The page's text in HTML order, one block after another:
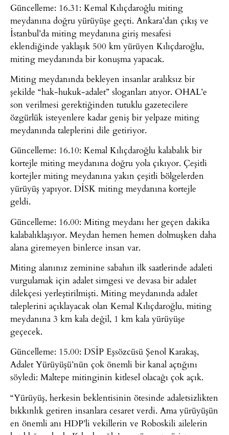
Güncelleme: 16.31: Kemal Kılıçdaroğlu miting
meydanına doğru yürüyüşe geçti. Ankara’dan çıkış ve
İstanbul’da miting meydanına giriş mesafesi
eklendiğinde yaklaşık 500 km yürüyen Kılıçdaroğlu,
miting meydanında bir konuşma yapacak.
Miting meydanında bekleyen insanlar aralıksız bir
şekilde “hak-hukuk-adalet” sloganları atıyor. OHAL’e
son verilmesi gerektiğinden tutuklu gazetecilere
özgürlük isteyenlere kadar geniş bir yelpaze miting
meydanında taleplerini dile getiriyor.
Güncelleme: 16.10: Kemal Kılıçdaroğlu kalabalık bir
kortejle miting meydanına doğru yola çıkıyor. Çeşitli
kortejler miting meydanına yakın çeşitli bölgelerden
yürüyüş yapıyor. DİSK miting meydanına kortejle
geldi.
Güncelleme: 16.00: Miting meydanı her geçen dakika
kalabalıklaşıyor. Meydan hemen hemen dolmuşken daha
alana giremeyen binlerce insan var.
Miting alanınız zeminine sabahın ilk saatlerinde adaleti
vurgulamak için adalet simgesi ve devasa bir adalet
dilekçesi yerleştirilmişti. Miting meydanında adalet
taleplerini açıklayacak olan Kemal Kılıçdaroğlu, miting
meydanına 3 km kala değil, 1 km kala yürüyüşe
geçecek.
Güncelleme: 15.00: DSİP Eşsözcüsü Şenol Karakaş,
Adalet Yürüyüşü’nün çok önemli bir kanal açtığını
söyledi: Maltepe mitinginin kitlesel olacağı çok açık.
“Yürüyüş, herkesin beklentisinin ötesinde adaletsizlikten
bıkkınlık getiren insanlara cesaret verdi. Ama yürüyüşün
en önemli anı HDP’li vekillerin ve Roboskili ailelerin